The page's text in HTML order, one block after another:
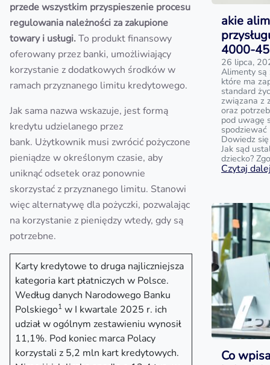
przede wszystkim przyspieszenie procesu
regulowania należności za zakupione
towary i usługi.To produkt finansowy
oferowany przez banki, umożliwiający
korzystanie z dodatkowych środków w
ramach przyznanego limitu kredytowego.
Jak sama nazwa wskazuje, jest formą
kredytu udzielanego przez
bank. Użytkownik musi zwrócić pożyczone
pieniądze w określonym czasie, aby
uniknąć odsetek oraz ponownie
skorzystać z przyznanego limitu. Stanowi
więc alternatywę dla pożyczki, pozwalając
na korzystanie z pieniędzy wtedy, gdy są
potrzebne.
Karty kredytowe to druga najliczniejsza
kategoria kart płatniczych w Polsce.
Według danych Narodowego Banku
Polskiego1 w I kwartale 2025 r. ich
udział w ogólnym zestawieniu wynosił
11,1%. Pod koniec marca Polacy
korzystali z 5,2 mln kart kredytowych.
akie
4000-
26 lipca,
Alimenty są
które ma
standard
związana z
oraz
pod uwagę
Dowiedz
Jak sąd
dziecko?
Czytaj
Co